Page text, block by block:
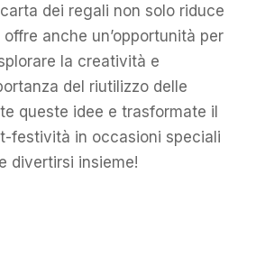
dei regali non solo riduce
anche un’opportunità per
la creatività e
del riutilizzo delle
queste idee e trasformate il
festività in occasioni speciali
divertirsi insieme!